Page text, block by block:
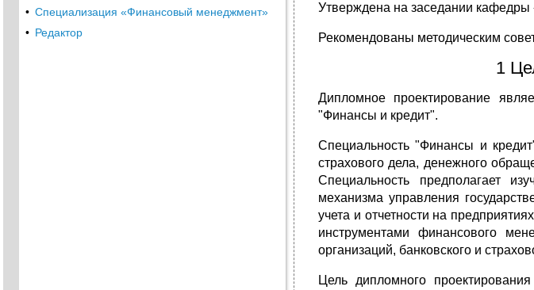
• Специализация «Финансовый менеджмент»
• Редактор
Утверждена на заседании
Рекомендованы методическим
1
Дипломное проектирование
"Финансы и кредит".
Специальность "Финансы и
страхового дела, денеж­ного
Специальность предполагает
механизма управления
учета и отчетности на
инструментами финансового
организаций, банковского и
Цель дипломного